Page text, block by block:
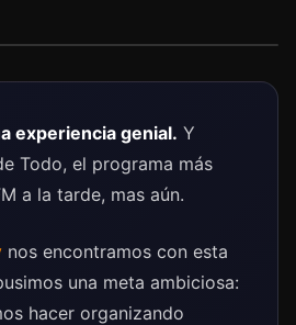
experiencia genial. Y
Todo, el programa más
a la tarde, mas aún.
nos encontramos con esta
una meta ambiciosa:
hacer organizando